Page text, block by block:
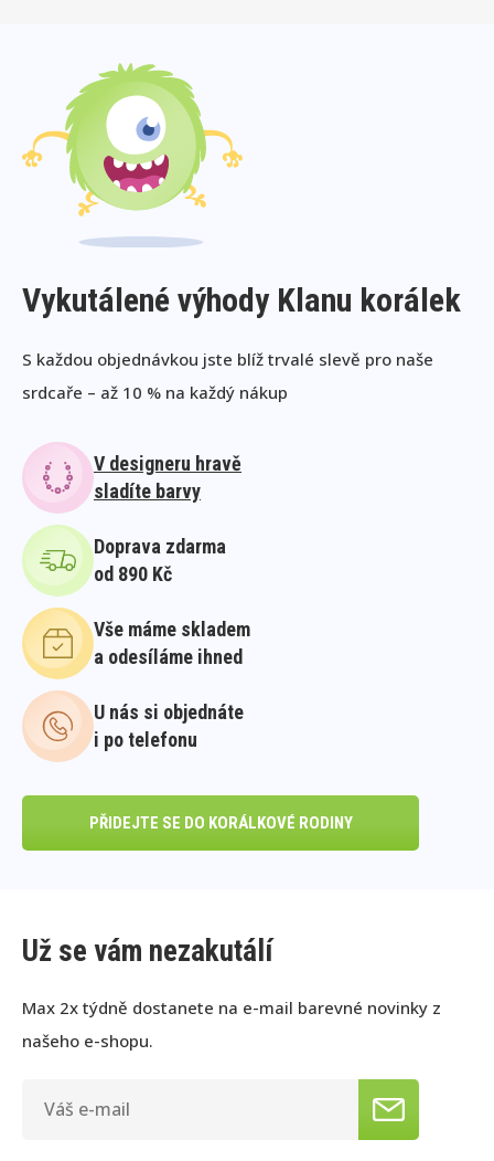
Vykutálené výhody Klanu korálek
S každou objednávkou jste blíž trvalé slevě pro naše
srdcaře – až 10 % na každý nákup
V designeru hravě
sladíte barvy
Doprava zdarma
od 890 Kč
Vše máme skladem
a odesíláme ihned
U nás si objednáte
i po telefonu
PŘIDEJTE SE DO KORÁLKOVÉ RODINY
Už se vám nezakutálí
Max 2x týdně dostanete na e-mail barevné novinky z
našeho e-shopu.